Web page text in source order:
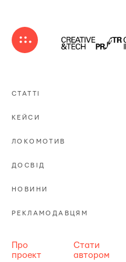
СТАТТІ
КЕЙСИ
ЛОКОМОТИВ
ДОСВІД
НОВИНИ
РЕКЛАМОДАВЦЯМ
Про
проект
Стати
автором